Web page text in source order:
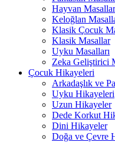
Hayvan
Keloğlan
Klasik Çocuk
Klasik Masallar
Uyku Masalları
Zeka Geliştirici
Çocuk Hikayeleri
Arkadaşlık ve
Uyku Hikayeleri
Uzun Hikayeler
Dede Korkut
Dini Hikayeler
Doğa ve Çevre